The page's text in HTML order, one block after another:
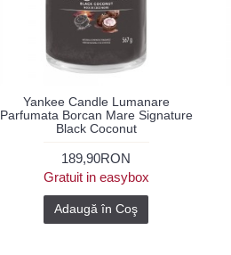
Yankee Candle Lumanare
Parfumata Borcan Mare Signature
Black Coconut
189,90RON
Gratuit in easybox
Adaugă în Coş